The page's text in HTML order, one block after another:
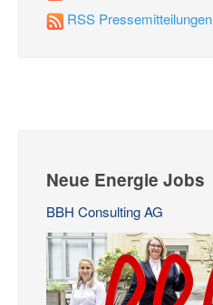
RSS Pressemitteilungen
Neue Energie Jobs
BBH Consulting AG